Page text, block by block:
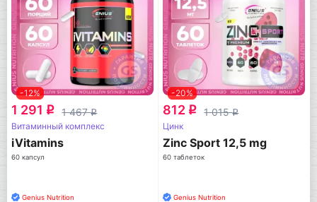
-12%
1 291 q 1 467q
Витаминный комплекс
iVitamins
60 капсул
Genius Nutrition
-20%
812 q 1 015q
Цинк
Zinc Sport 12,5 mg
60 таблеток
Genius Nutrition